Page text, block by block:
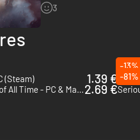
estabeleceu uma
3
(Steam)
1.39 €
-13%
The Greatest Penguin Heist of All Time - PC & Mac (Steam)2.69 €
-81%